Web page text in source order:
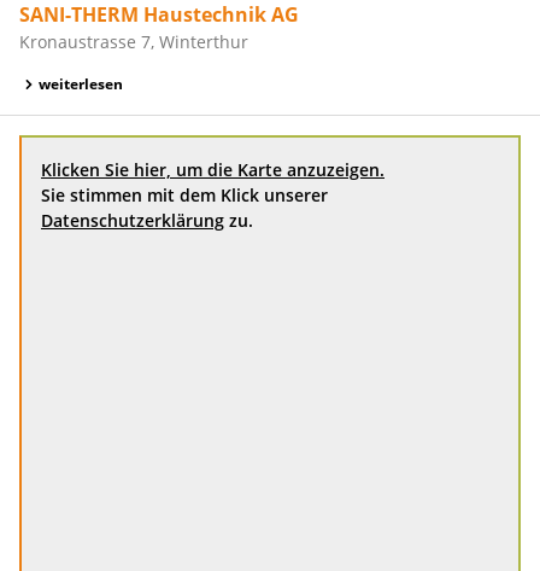
SANI-THERM Haustechnik AG
Kronaustrasse 7, Winterthur
weiterlesen
Klicken Sie hier, um die Karte anzuzeigen.
Sie stimmen mit dem Klick unserer
Datenschutzerklärung zu.